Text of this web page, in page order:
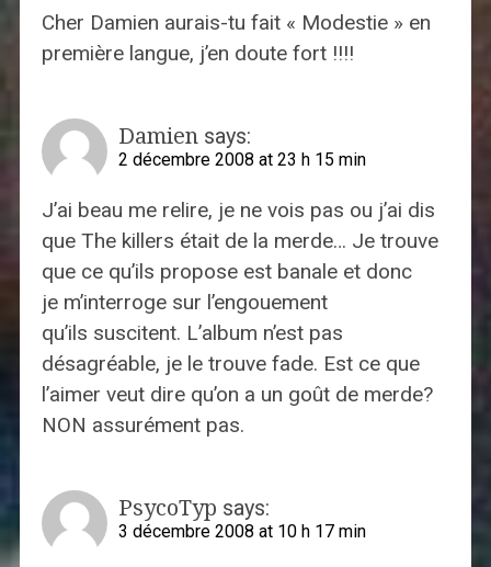
Cher Damien aurais-tu fait « Modestie » en
première langue, j’en doute fort !!!!
Damien says:
2 décembre 2008 at 23 h 15 min
J’ai beau me relire, je ne vois pas ou j’ai dis
que The killers était de la merde… Je trouve
que ce qu’ils propose est banale et donc
je m’interroge sur l’engouement
qu’ils suscitent. L’album n’est pas
désagréable, je le trouve fade. Est ce que
l’aimer veut dire qu’on a un goût de merde?
NON assurément pas.
PsycoTyp says:
3 décembre 2008 at 10 h 17 min